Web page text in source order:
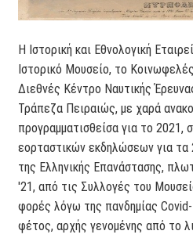
Η Ιστορική και Εθνολογική
Ιστορικό Μουσείο, το
Διεθνές Κέντρο Ναυτικής
Τράπεζα Πειραιώς, με χαρά
προγραμματισθείσα για το 2021,
εορταστικών εκδηλώσεων για τα
της Ελληνικής Επανάστασης,
'21, από τις Συλλογές του
φορές λόγω της πανδημίας
φέτος, αρχής γενομένης από το